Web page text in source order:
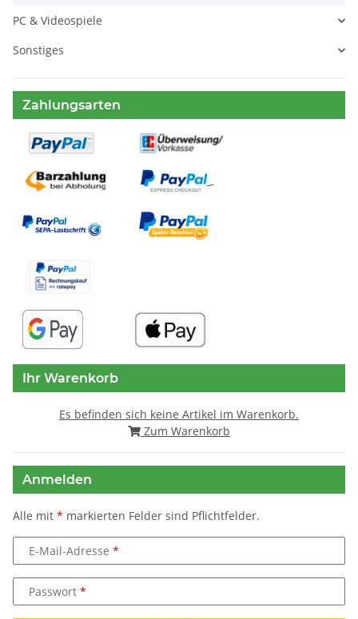
PC & Videospiele
Sonstiges
Zahlungsarten
Ihr Warenkorb
Es befinden sich keine Artikel im Warenkorb.
Zum Warenkorb
Anmelden
Alle mit * markierten Felder sind Pflichtfelder.
E-Mail-Adresse
Passwort